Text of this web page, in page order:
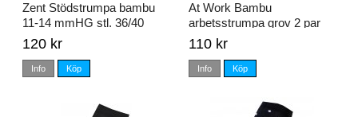
Zent Stödstrumpa bambu
11-14 mmHG stl. 36/40
120 kr
Info Köp
At Work Bambu
arbetsstrumpa grov 2 par
stl. 35/38 - 43/46
110 kr
Info Köp